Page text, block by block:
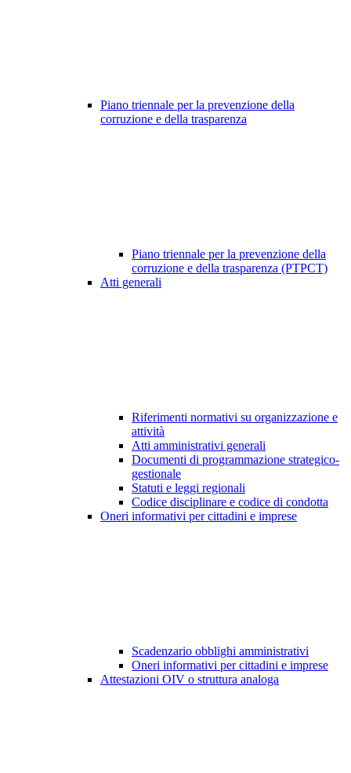
Piano triennale per la prevenzione della
corruzione e della trasparenza
Piano triennale per la prevenzione della
corruzione e della trasparenza (PTPCT)
Atti generali
Riferimenti normativi su organizzazione e
attività
Atti amministrativi generali
Documenti di programmazione strategico-
gestionale
Statuti e leggi regionali
Codice disciplinare e codice di condotta
Oneri informativi per cittadini e imprese
Scadenzario obblighi amministrativi
Oneri informativi per cittadini e imprese
Attestazioni OIV o struttura analoga